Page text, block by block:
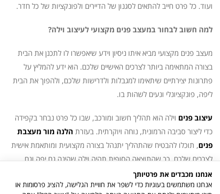
ועוד. כל פרט חייב להתאים לסגנון של הדיירים ולפונקציות של כל חדר.
למה חשוב לבחור במעצב פנים מקצועי לעיצוב וילה?
מעצב פנים מקצועי מביא איתו ניסיון וידע שיאפשרו לו לתכנן את הבית
בצורה המתאימה ביותר לצרכים האישיים שלכם. הוא ידע להמליץ על
פתרונות יצירתיים שיתאימו למגבלות ולדרישות שלכם, ולהפוך את הבית
ליפה, פונקציונלי ונעים לשהות בו.
עיצוב פנים וילה הוא תהליך חשוב ומורכב, שבו כל פרט נבחר בקפידה
כדי ליצור סביבה הרמונית, נוחה ויוקרתית. בעזרת הלנה מור מעצבת
פנים, תוכלו להבטיח שהתהליך יתנהל בצורה מקצועית ומותאמת אישית
לצרכים שלכם, כך שהתוצאה הסופית תהיה וילה שהינה גם יפה וגם
פונקציונלית, שמשדרגת את איכות החיים שלכם.
ומידע נוסף
אנחנו מכבדים את פרטיותך
אנחנו משתמשים בעוגיות כדי לשפר את חוויית הגלישה, להציג פרסומות או